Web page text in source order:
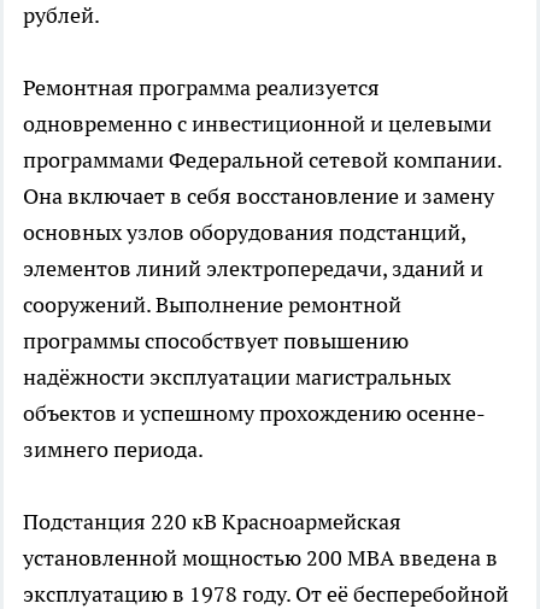
рублей.
Ремонтная программа реализуется
одновременно с инвестиционной и целевыми
программами Федеральной сетевой компании.
Она включает в себя восстановление и замену
основных узлов оборудования подстанций,
элементов линий электропередачи, зданий и
сооружений. Выполнение ремонтной
программы способствует повышению
надёжности эксплуатации магистральных
объектов и успешному прохождению осенне-
зимнего периода.
Подстанция 220 кВ Красноармейская
установленной мощностью 200 МВА введена в
эксплуатацию в 1978 году. От её бесперебойной